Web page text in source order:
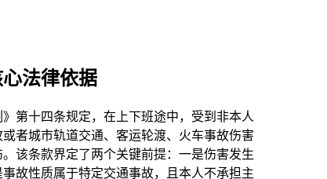
法律依据
第十四条规定，在上下班途中，受到非本人
者城市轨道交通、客运轮渡、火车事故伤害
该条款界定了两个关键前提：一是伤害发生
故性质属于特定交通事故，且本人不承担主